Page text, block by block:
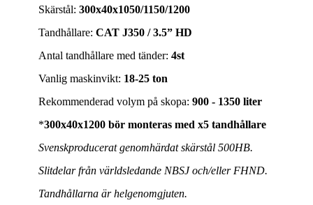
Skärstål: 300x40x1050/1150/1200
Tandhållare: CAT J350 / 3.5” HD
Antal tandhållare med tänder: 4st
Vanlig maskinvikt: 18-25 ton
Rekommenderad volym på skopa: 900 - 1350 liter
*300x40x1200 bör monteras med x5 tandhållare
Svenskproducerat genomhärdat skärstål 500HB.
Slitdelar från världsledande NBSJ och/eller FHND.
Tandhållarna är helgenomgjuten.